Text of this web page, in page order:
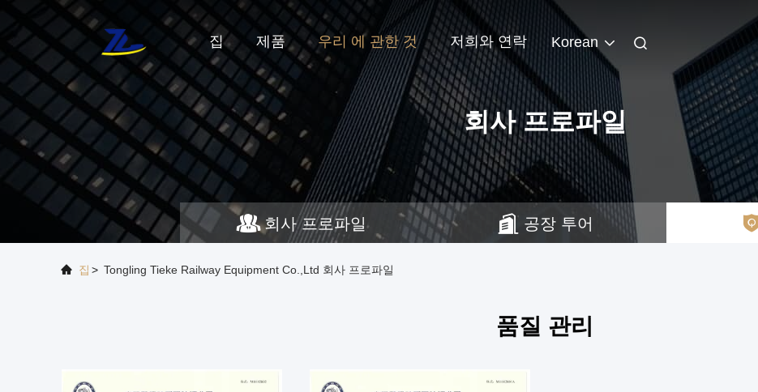
집 제품 우리 에 관한 것 저희와 연락 Korean
회사 프로파일
회사 프로파일 공장 투어
집 > Tongling Tieke Railway Equipment Co.,Ltd 회사 프로파일
품질 관리